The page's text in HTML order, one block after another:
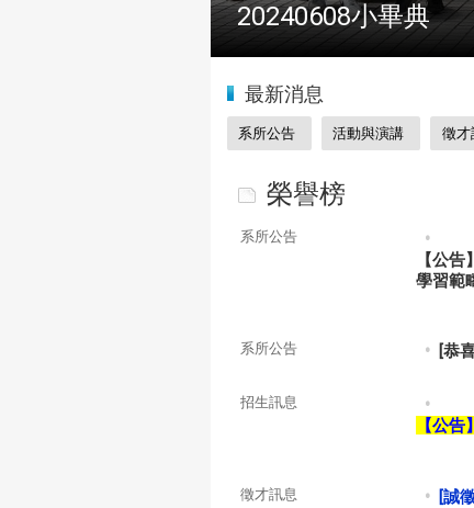
2024全國物理學科
最新消息
系所公告 活動與演講 徵才
榮譽榜
系所公告
【公
學習範
系所公告 [恭
招生訊息
【公
徵才訊息 [誠